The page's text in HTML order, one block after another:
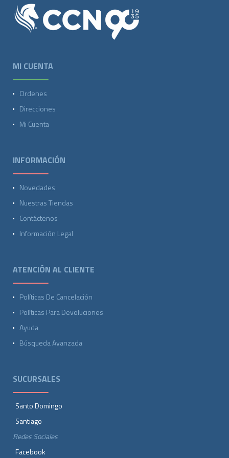
MI CUENTA
Ordenes
Direcciones
Mi Cuenta
INFORMACIÓN
Novedades
Nuestras Tiendas
Contáctenos
Información Legal
ATENCIÓN AL CLIENTE
Políticas De Cancelación
Políticas Para Devoluciones
Ayuda
Búsqueda Avanzada
SUCURSALES
Santo Domingo
Santiago
Redes Sociales
Facebook